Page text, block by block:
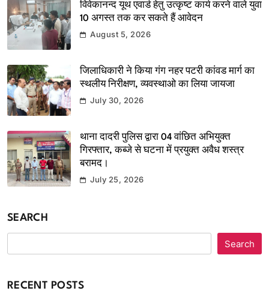
विवेकानन्द यूथ एवार्ड हेतु उत्कृष्ट कार्य करने वाले युवा
10 अगस्त तक कर सकते हैं आवेदन
August 5, 2026
जिलाधिकारी ने किया गंग नहर पटरी कांवड मार्ग का
स्थलीय निरीक्षण, व्यवस्थाओ का लिया जायजा
July 30, 2026
थाना दादरी पुलिस द्वारा 04 वांछित अभियुक्त
गिरफ्तार, कब्जे से घटना में प्रयुक्त अवैध शस्त्र
बरामद।
July 25, 2026
SEARCH
Search
RECENT POSTS